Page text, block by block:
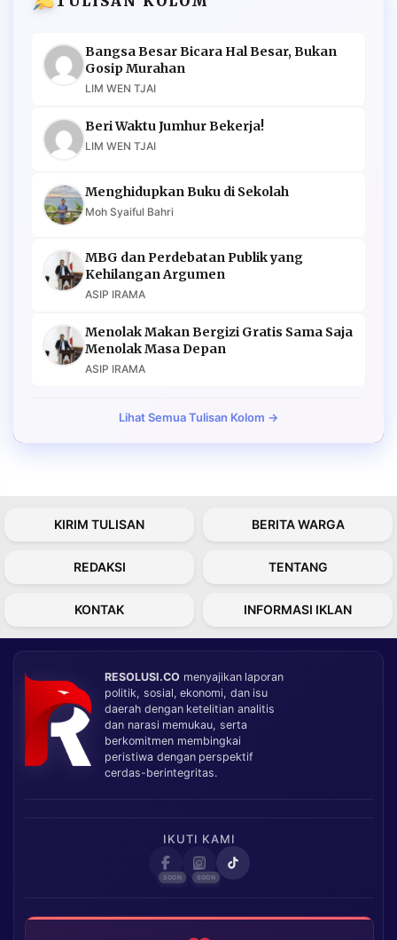
Bangsa Besar Bicara Hal Besar, Bukan
Gosip Murahan
LIM WEN TJAI
Beri Waktu Jumhur Bekerja!
LIM WEN TJAI
Menghidupkan Buku di Sekolah
Moh Syaiful Bahri
MBG dan Perdebatan Publik yang
Kehilangan Argumen
ASIP IRAMA
Menolak Makan Bergizi Gratis Sama Saja
Menolak Masa Depan
ASIP IRAMA
Lihat Semua Tulisan Kolom →
KIRIM TULISAN BERITA WARGA
REDAKSI TENTANG
KONTAK INFORMASI IKLAN
RESOLUSI.CO menyajikan laporan
politik, sosial, ekonomi, dan isu
daerah dengan ketelitian analitis
dan narasi memukau, serta
berkomitmen membingkai
peristiwa dengan perspektif
cerdas-berintegritas.
IKUTI KAMI